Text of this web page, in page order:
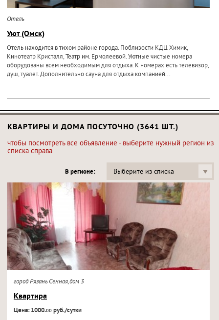
Отель
Уют (Омск)
Отель находится в тихом районе города. Поблизости КДЦ Химик,
Кинотеатр Кристалл, Театр им. Ермолеевой. Уютные чистые номера
оборудованы всем необходимым для отдыха. К номерах есть телевизор,
душ, туалет. Дополнительно сауна для отдыха компанией...
КВАРТИРЫ И ДОМА ПОСУТОЧНО (3641 ШТ.)
чтобы посмотреть все объявление - выберите нужный регион из
списка справа
В регионе: Выберите из списка
город Рязань Сенная,дом 3
Квартира
Цена: 1000.00руб./сутки